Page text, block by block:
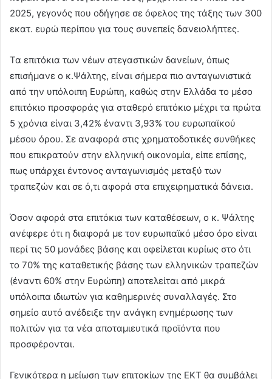
2025, γεγονός που οδήγησε σε όφελος της τάξης των 300
εκατ. ευρώ περίπου για τους συνεπείς δανειολήπτες.
Τα επιτόκια των νέων στεγαστικών δανείων, όπως
επισήμανε o κ.Ψάλτης, είναι σήμερα πιο ανταγωνιστικά
από την υπόλοιπη Ευρώπη, καθώς στην Ελλάδα το μέσο
επιτόκιο προσφοράς για σταθερό επιτόκιο μέχρι τα πρώτα
5 χρόνια είναι 3,42% έναντι 3,93% του ευρωπαϊκού
μέσου όρου. Σε αναφορά στις χρηματοδοτικές συνθήκες
που επικρατούν στην ελληνική οικονομία, είπε επίσης,
πως υπάρχει έντονος ανταγωνισμός μεταξύ των
τραπεζών και σε ό,τι αφορά στα επιχειρηματικά δάνεια.
Όσον αφορά στα επιτόκια των καταθέσεων, ο κ. Ψάλτης
ανέφερε ότι η διαφορά με τον ευρωπαϊκό μέσο όρο είναι
περί τις 50 μονάδες βάσης και οφείλεται κυρίως στο ότι
το 70% της καταθετικής βάσης των ελληνικών τραπεζών
(έναντι 60% στην Ευρώπη) αποτελείται από μικρά
υπόλοιπα ιδιωτών για καθημερινές συναλλαγές. Στο
σημείο αυτό ανέδειξε την ανάγκη ενημέρωσης των
πολιτών για τα νέα αποταμιευτικά προϊόντα που
προσφέρονται.
Γενικότερα η μείωση των επιτοκίων της ΕΚΤ θα συμβάλει